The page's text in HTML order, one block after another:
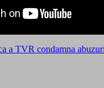
a TVR condamna